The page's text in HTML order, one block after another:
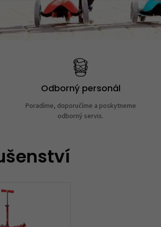
Odborný personál
Poradíme, doporučíme a poskytneme
odborný servis.